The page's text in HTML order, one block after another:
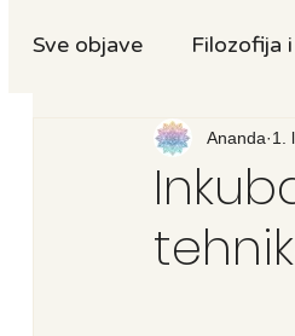
Sve objave Filozofija
Recenzija knjige
Ananda 1.